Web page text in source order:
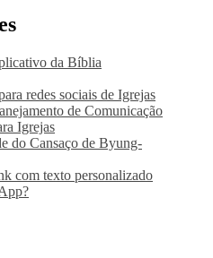
da Bíblia
redes sociais de Igrejas
de Comunicação
Igrejas
do Cansaço de Byung-
com texto personalizado